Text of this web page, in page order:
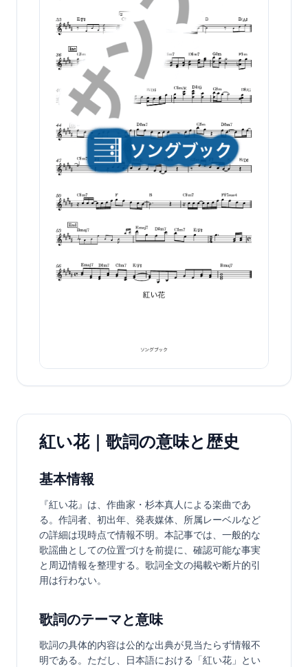
紅い花｜歌詞の意味と歴史
基本情報
『紅い花』は、作曲家・杉本真人による楽曲であ
る。作詞者、初出年、発表媒体、所属レーベルなど
の詳細は現時点で情報不明。本記事では、一般的な
歌謡曲としての位置づけを前提に、確認可能な事実
と周辺情報を整理する。歌詞全文の掲載や断片的引
用は行わない。
歌詞のテーマと意味
歌詞の具体的内容は公的な出典が見当たらず情報不
明である。ただし、日本語における「紅い花」とい